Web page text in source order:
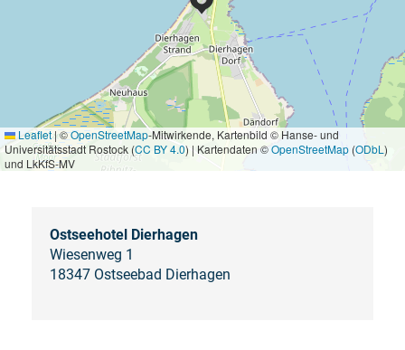
Leaflet|©OpenStreetMap-Mitwirkende, Kartenbild © Hanse- und
Universitätsstadt Rostock (CC BY 4.0) | Kartendaten ©OpenStreetMap (ODbL )
und LkKfS-MV
Ostseehotel Dierhagen
Wiesenweg 1
18347 Ostseebad Dierhagen